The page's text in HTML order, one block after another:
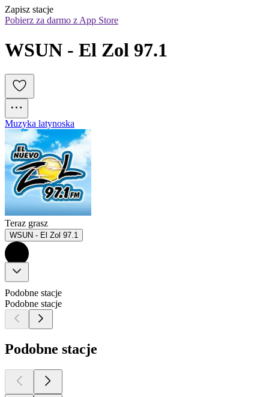
Zapisz stacje
Pobierz za darmo z App Store
WSUN - El Zol 97.1
Muzyka latynoska
Teraz grasz
WSUN - El Zol 97.1
Podobne stacje
Podobne stacje
Podobne stacje